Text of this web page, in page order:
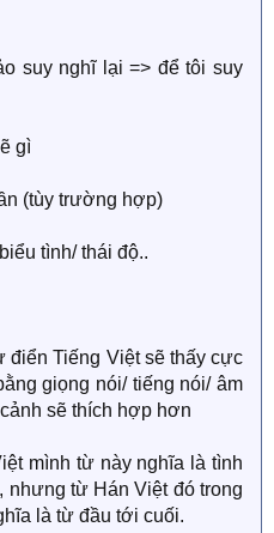
suy nghĩ lại => để tôi suy
gì
(tùy trường hợp)
tình/ thái độ..
điển Tiếng Việt sẽ thấy cực
giọng nói/ tiếng nói/ âm
sẽ thích hợp hơn
mình từ này nghĩa là tình
nhưng từ Hán Việt đó trong
là từ đầu tới cuối.